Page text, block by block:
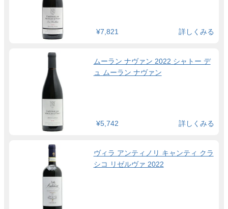
¥7,821 詳しくみる
ムーラン ナヴァン 2022 シャトー デ
ュ ムーラン ナヴァン
¥5,742 詳しくみる
ヴィラ アンティノリ キャンティ クラ
シコ リゼルヴァ 2022